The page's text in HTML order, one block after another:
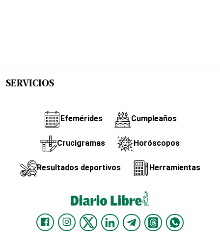
SERVICIOS
Efemérides Cumpleaños
Crucigramas Horóscopos
Resultados deportivos Herramientas